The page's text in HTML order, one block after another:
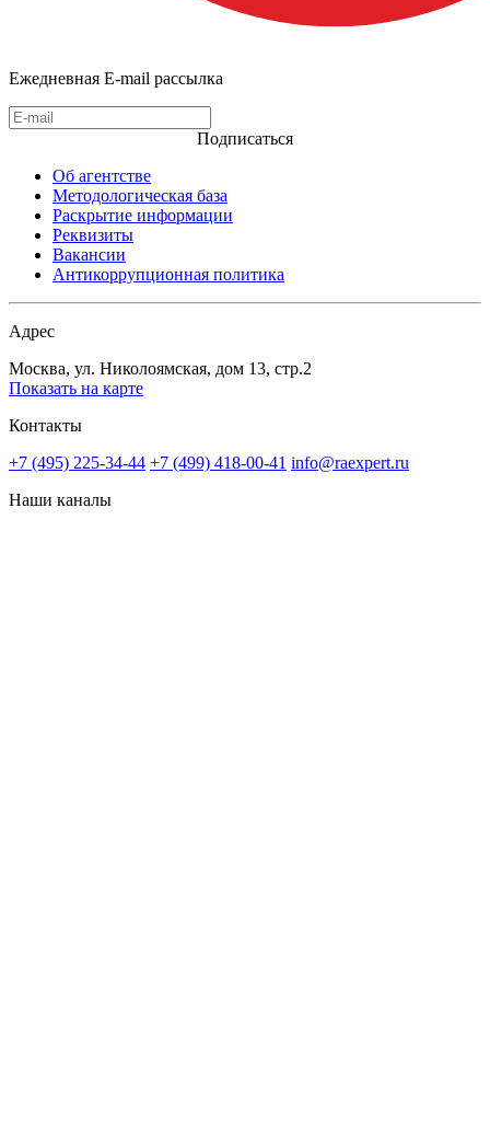
Ежедневная E-mail рассылка
Подписаться
Об агентстве
Методологическая база
Раскрытие информации
Реквизиты
Вакансии
Антикоррупционная политика
Адрес
Москва, ул. Николоямская, дом 13, стр.2
Показать на карте
Контакты
+7 (495) 225-34-44 +7 (499) 418-00-41 info@raexpert.ru
Наши каналы